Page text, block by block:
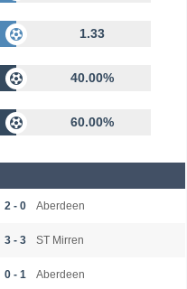
1.33
40.00%
60.00%
2 - 0 Aberdeen
3 - 3 ST Mirren
0 - 1 Aberdeen